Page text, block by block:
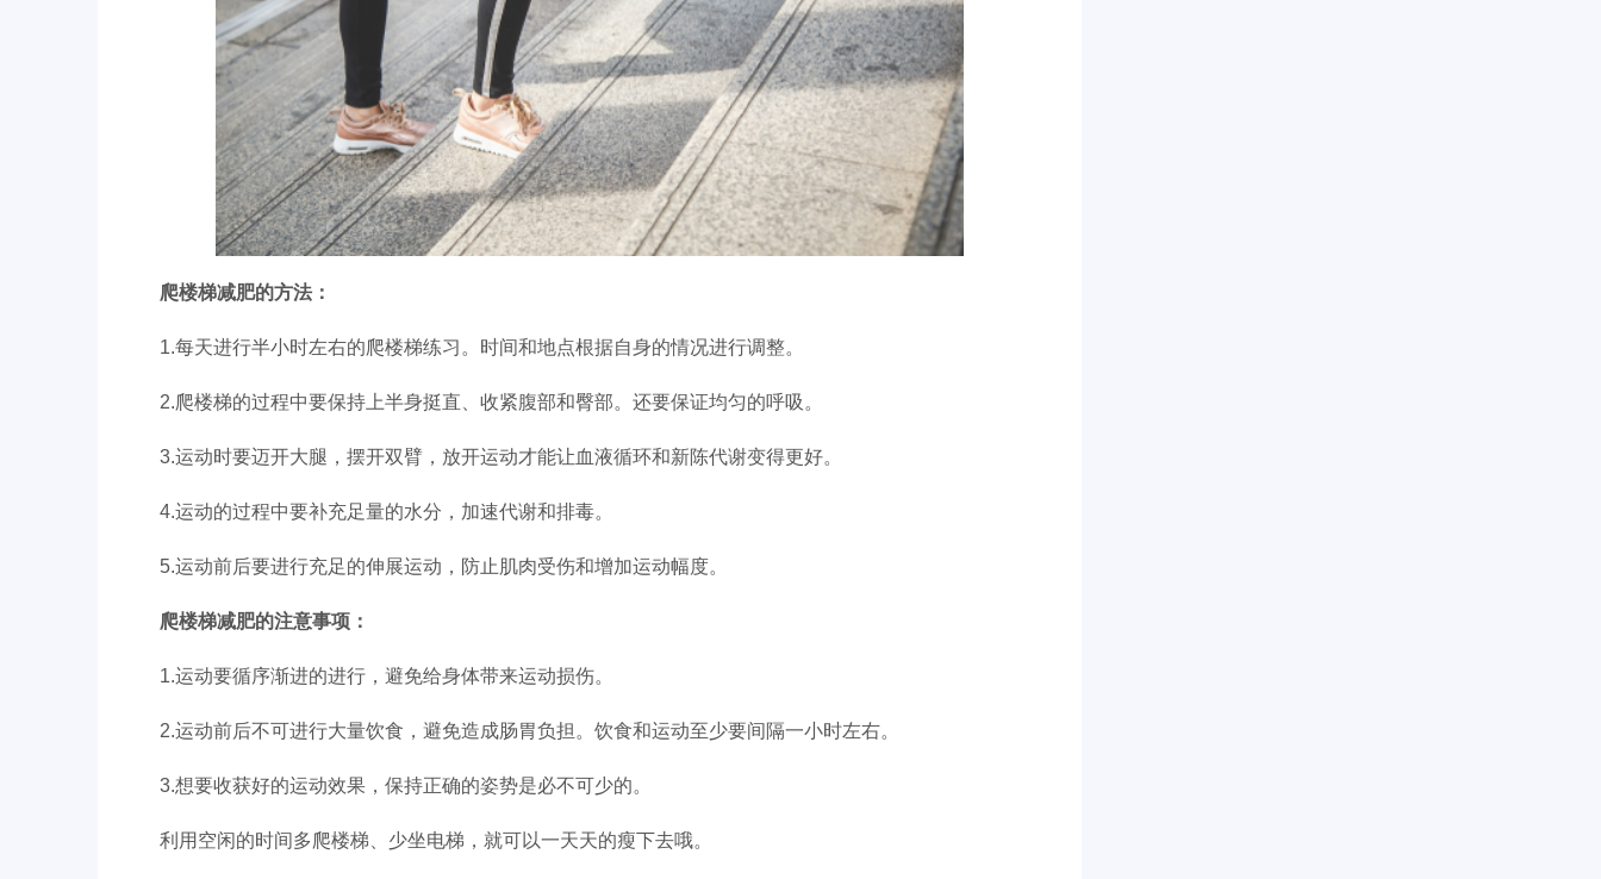
爬楼梯减肥的方法：
1.每天进行半小时左右的爬楼梯练习。时间和地点根据自身的情况进行调整。
2.爬楼梯的过程中要保持上半身挺直、收紧腹部和臀部。还要保证均匀的呼吸。
3.运动时要迈开大腿，摆开双臂，放开运动才能让血液循环和新陈代谢变得更好。
4.运动的过程中要补充足量的水分，加速代谢和排毒。
5.运动前后要进行充足的伸展运动，防止肌肉受伤和增加运动幅度。
爬楼梯减肥的注意事项：
1.运动要循序渐进的进行，避免给身体带来运动损伤。
2.运动前后不可进行大量饮食，避免造成肠胃负担。饮食和运动至少要间隔一小时左右。
3.想要收获好的运动效果，保持正确的姿势是必不可少的。
利用空闲的时间多爬楼梯、少坐电梯，就可以一天天的瘦下去哦。